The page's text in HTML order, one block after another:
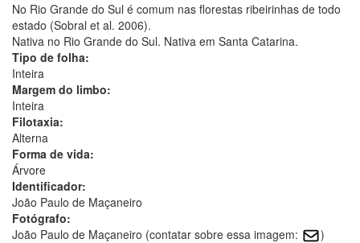
No Rio Grande do Sul é comum nas florestas ribeirinhas de todo
estado (Sobral et al. 2006).
Nativa no Rio Grande do Sul. Nativa em Santa Catarina.
Tipo de folha:
Inteira
Margem do limbo:
Inteira
Filotaxia:
Alterna
Forma de vida:
Árvore
Identificador:
João Paulo de Maçaneiro
Fotógrafo:
João Paulo de Maçaneiro (contatar sobre essa imagem:
)